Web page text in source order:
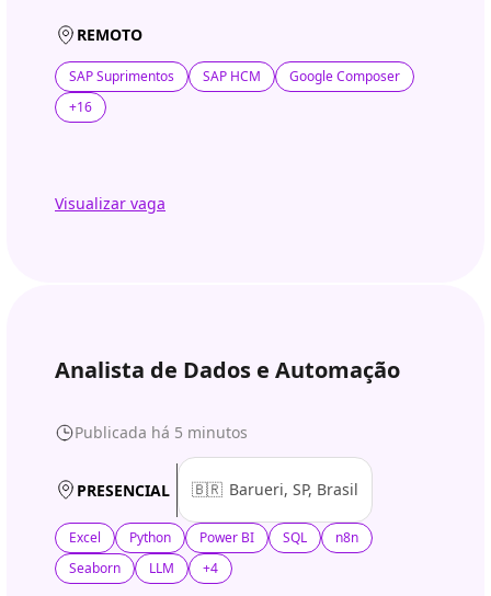
REMOTO
SAP Suprimentos SAP HCM
Google Composer
+16
Visualizar vaga
Analista de Dados e Automação
Publicada há 5 minutos
PRESENCIAL 🇧🇷 Barueri, SP, Brasil
Excel Python Power BI SQL
n8n
Seaborn
LLM +4